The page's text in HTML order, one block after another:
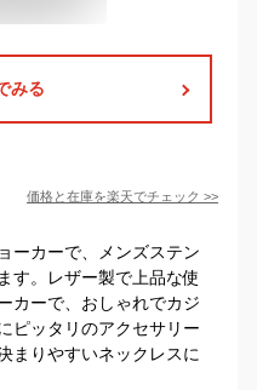
みる
価格と在庫を楽天でチェック >>
ーカーで、メンズステン
す。レザー製で上品な使
カーで、おしゃれでカジ
ピッタリのアクセサリー
まりやすいネックレスに